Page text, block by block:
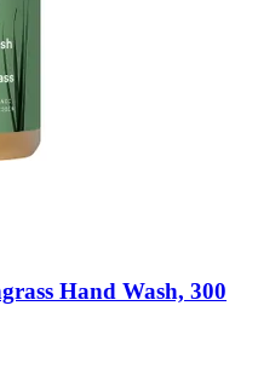
Hand Wash, 300